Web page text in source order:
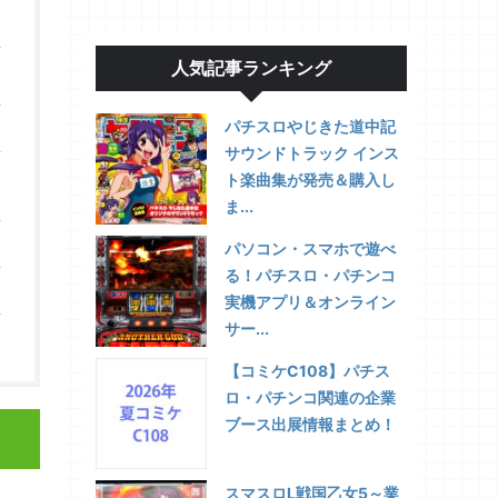
人気記事ランキング
パチスロやじきた道中記
サウンドトラック インス
ト楽曲集が発売＆購入し
ま...
パソコン・スマホで遊べ
る！パチスロ・パチンコ
実機アプリ＆オンライン
サー...
【コミケC108】パチス
ロ・パチンコ関連の企業
ブース出展情報まとめ！
スマスロL戦国乙女5～業